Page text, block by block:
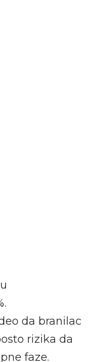
da branilac
rizika da
faze.